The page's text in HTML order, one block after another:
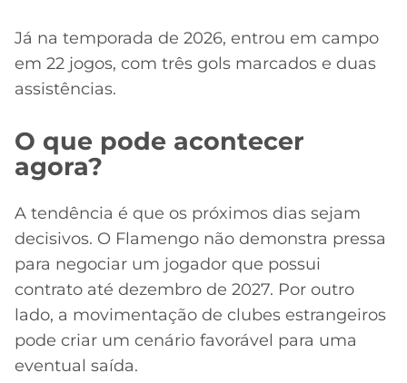
Já na temporada de 2026, entrou em campo
em 22 jogos, com três gols marcados e duas
assistências.
O que pode acontecer
agora?
A tendência é que os próximos dias sejam
decisivos. O Flamengo não demonstra pressa
para negociar um jogador que possui
contrato até dezembro de 2027. Por outro
lado, a movimentação de clubes estrangeiros
pode criar um cenário favorável para uma
eventual saída.